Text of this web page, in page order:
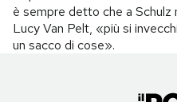
è sempre detto che a Schulz
Lucy Van Pelt, «più si
un sacco di cose».